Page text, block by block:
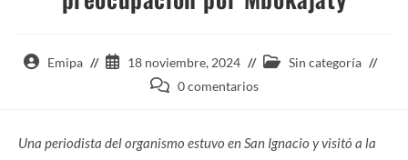
AutorEmipa
Entrada
publicada:
18 noviembre, 2024
CategoríaSin categoría
Comentarios
entrada:
0 comentarios
Una periodista del organismo estuvo en San Ignacio y visitó a la